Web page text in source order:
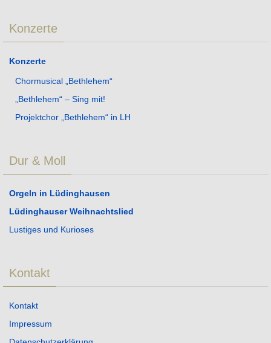
Konzerte
Konzerte
Chormusical „Bethlehem“
„Bethlehem“ – Sing mit!
Projektchor „Bethlehem“ in LH
Dur & Moll
Orgeln in Lüdinghausen
Lüdinghauser Weihnachtslied
Lustiges und Kurioses
Kontakt
Kontakt
Impressum